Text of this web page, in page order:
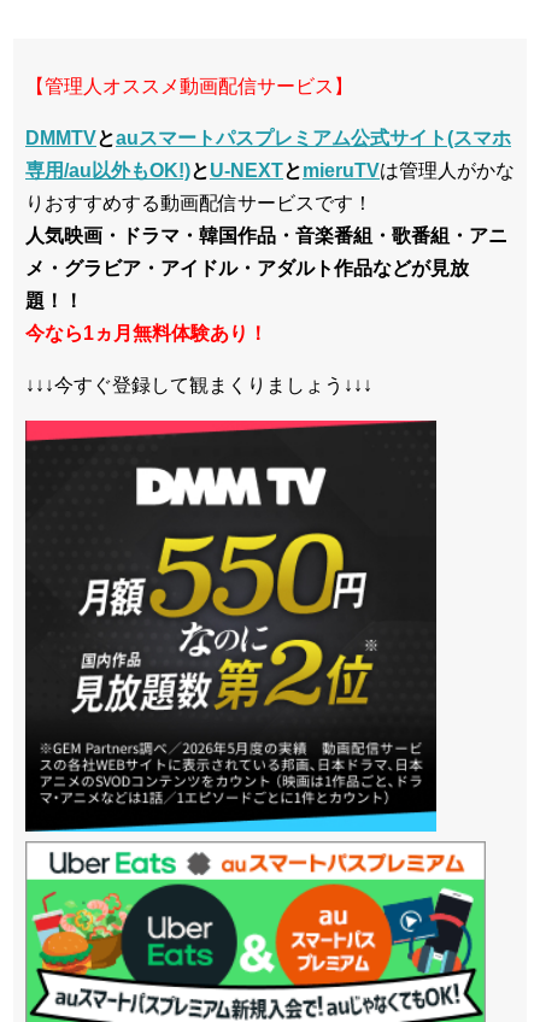
【管理人オススメ動画配信サービス】
DMMTVとauスマートパスプレミアム公式サイト(スマホ
専用/au以外もOK!)とU-NEXTとmieruTVは管理人がかな
りおすすめする動画配信サービスです！
人気映画・ドラマ・韓国作品・音楽番組・歌番組・アニ
メ・グラビア・アイドル・アダルト作品などが見放
題！！
今なら1ヵ月無料体験あり！
↓↓↓今すぐ登録して観まくりましょう↓↓↓